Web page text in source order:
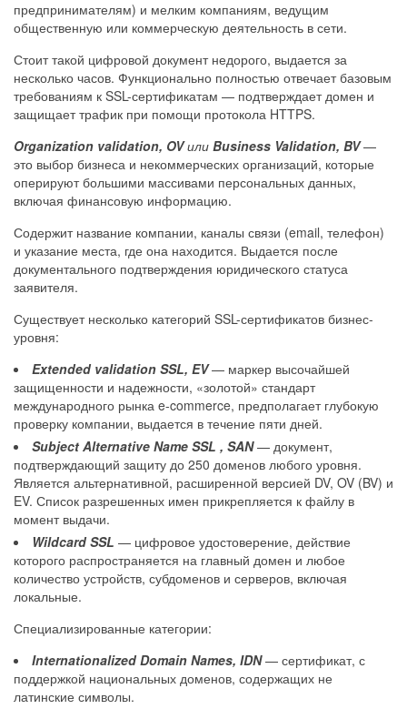
предпринимателям) и мелким компаниям, ведущим
общественную или коммерческую деятельность в сети.
Стоит такой цифровой документ недорого, выдается за
несколько часов. Функционально полностью отвечает базовым
требованиям к SSL-сертификатам — подтверждает домен и
защищает трафик при помощи протокола HTTPS.
Organization validation, OVили Business Validation, BV—
это выбор бизнеса и некоммерческих организаций, которые
оперируют большими массивами персональных данных,
включая финансовую информацию.
Содержит название компании, каналы связи (email, телефон)
и указание места, где она находится. Выдается после
документального подтверждения юридического статуса
заявителя.
Существует несколько категорий SSL-сертификатов бизнес-
уровня:
Extended validation SSL, EV — маркер высочайшей
защищенности и надежности, «золотой» стандарт
международного рынка e-commerce, предполагает глубокую
проверку компании, выдается в течение пяти дней.
Subject Alternative Name SSL , SAN— документ,
подтверждающий защиту до 250 доменов любого уровня.
Является альтернативной, расширенной версией DV, OV (BV) и
EV. Список разрешенных имен прикрепляется к файлу в
момент выдачи.
Wildcard SSL — цифровое удостоверение, действие
которого распространяется на главный домен и любое
количество устройств, субдоменов и серверов, включая
локальные.
Специализированные категории:
Internationalized Domain Names, IDN— сертификат, с
поддержкой национальных доменов, содержащих не
латинские символы.